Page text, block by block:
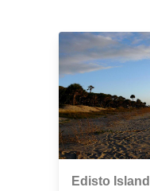
Edisto